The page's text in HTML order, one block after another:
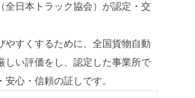
全日本トラック協会）が認定・交
やすくするために、全国貨物自動
しい評価をし、認定した事業所で
心・信頼の証しです。